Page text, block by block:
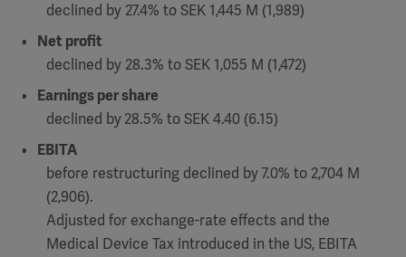
declined by 27.4% to SEK 1,445 M (1,989)
Net profit
declined by 28.3% to SEK 1,055 M (1,472)
Earnings per share
declined by28.5% to SEK 4.40 (6.15)
EBITA
before restructuring declined by7.0% to 2,704 M
(2,906).
Adjusted for exchange-rate effects and the
Medical Device Tax introduced in the US, EBITA